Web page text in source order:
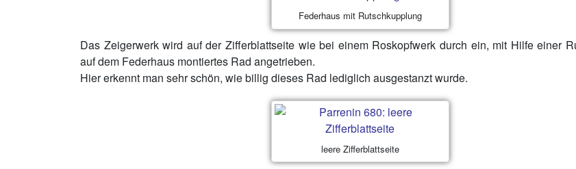
Federhaus mit Rutschkupplung
Das Zeigerwerk wird auf der Zifferblattseite wie bei einem Roskopfwerk durch ein, mit Hilfe einer
auf dem Federhaus montiertes Rad angetrieben.
Hier erkennt man sehr schön, wie billig dieses Rad lediglich ausgestanzt wurde.
leere Zifferblattseite